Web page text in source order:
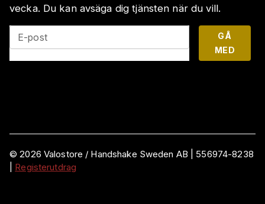
vecka. Du kan avsäga dig tjänsten när du vill.
E-post
GÅ
MED
©2026 Valostore / Handshake Sweden AB
556974-8238
Registerutdrag